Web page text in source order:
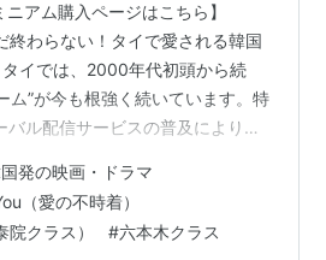
ニアム購入ページはこちら】
終わらない！タイで愛される韓国
イでは、2000年代初頭から続
ム”が今も根強く続いています。特
ル配信サービスの普及により、
レニアル世代を中心に大ヒット作
、近年タイで特にヒットした韓国
作品厳選してご紹介します！ オ
発の映画・ドラマ
（愛の不時着）
クラス） #六本木クラス